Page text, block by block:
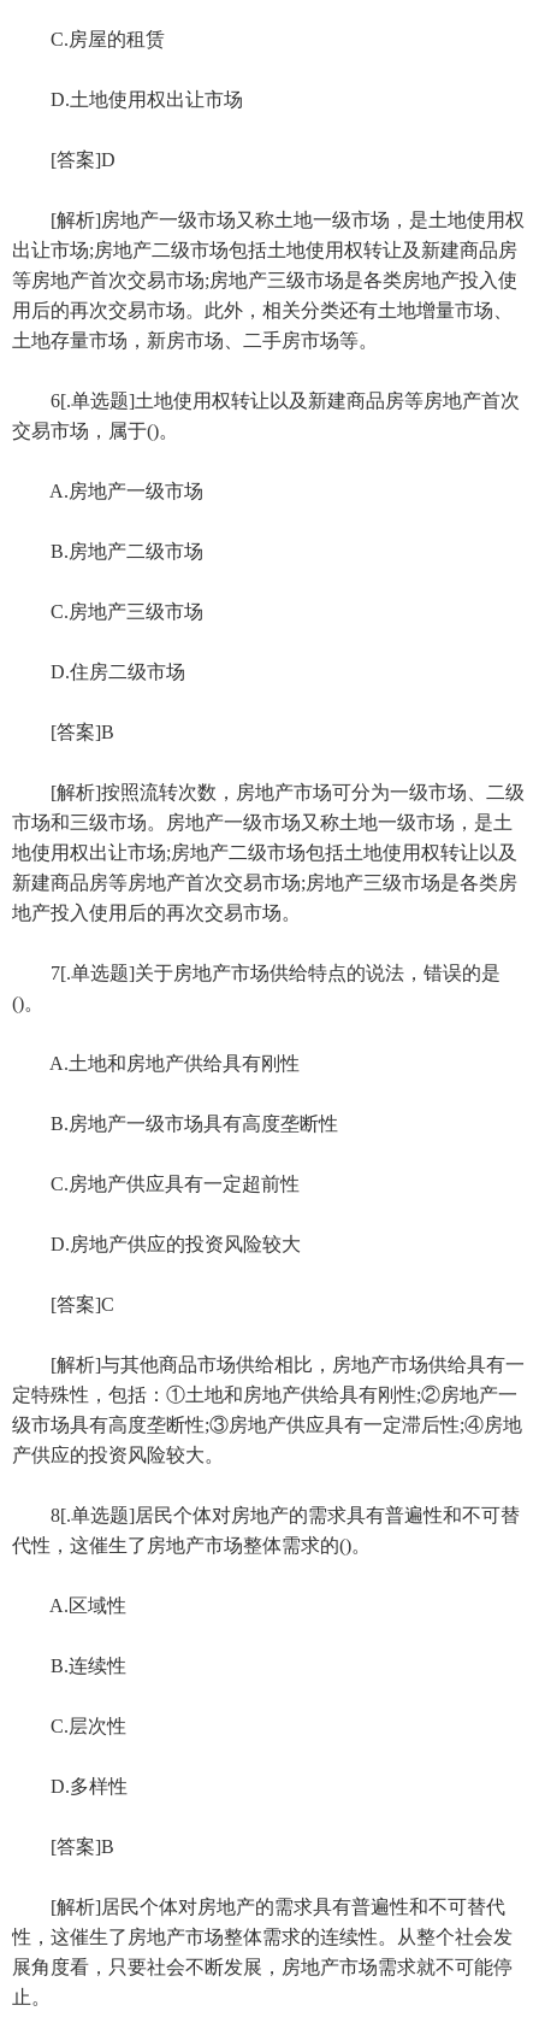
C.房屋的租赁
D.土地使用权出让市场
[答案]D
[解析]房地产一级市场又称土地一级市场，是土地使用权
出让市场;房地产二级市场包括土地使用权转让及新建商品房
等房地产首次交易市场;房地产三级市场是各类房地产投入使
用后的再次交易市场。此外，相关分类还有土地增量市场、
土地存量市场，新房市场、二手房市场等。
6[.单选题]土地使用权转让以及新建商品房等房地产首次
交易市场，属于()。
A.房地产一级市场
B.房地产二级市场
C.房地产三级市场
D.住房二级市场
[答案]B
[解析]按照流转次数，房地产市场可分为一级市场、二级
市场和三级市场。房地产一级市场又称土地一级市场，是土
地使用权出让市场;房地产二级市场包括土地使用权转让以及
新建商品房等房地产首次交易市场;房地产三级市场是各类房
地产投入使用后的再次交易市场。
7[.单选题]关于房地产市场供给特点的说法，错误的是
()。
A.土地和房地产供给具有刚性
B.房地产一级市场具有高度垄断性
C.房地产供应具有一定超前性
D.房地产供应的投资风险较大
[答案]C
[解析]与其他商品市场供给相比，房地产市场供给具有一
定特殊性，包括：①土地和房地产供给具有刚性;②房地产一
级市场具有高度垄断性;③房地产供应具有一定滞后性;④房地
产供应的投资风险较大。
8[.单选题]居民个体对房地产的需求具有普遍性和不可替
代性，这催生了房地产市场整体需求的()。
A.区域性
B.连续性
C.层次性
D.多样性
[答案]B
[解析]居民个体对房地产的需求具有普遍性和不可替代
性，这催生了房地产市场整体需求的连续性。从整个社会发
展角度看，只要社会不断发展，房地产市场需求就不可能停
止。